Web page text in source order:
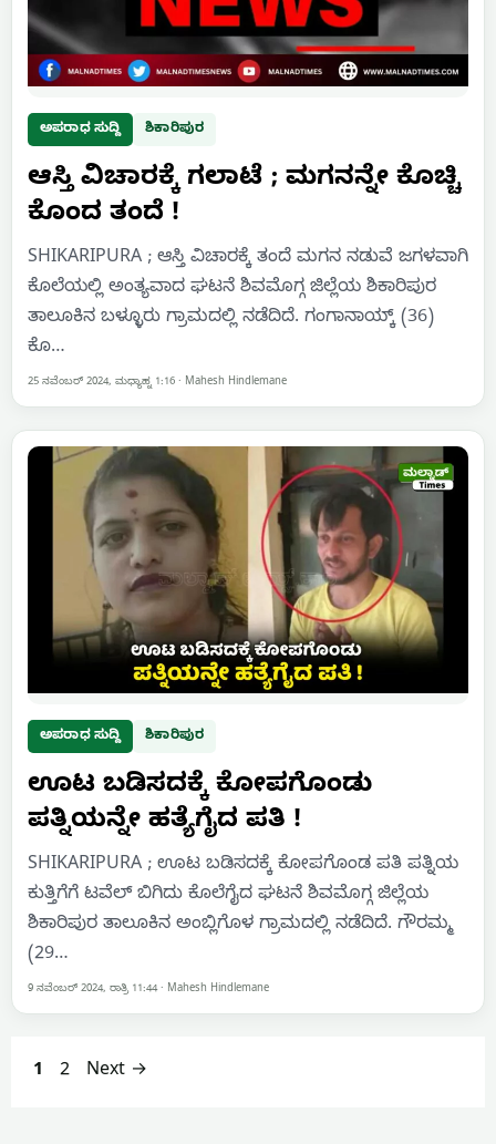
ಅಪರಾಧ ಸುದ್ದಿ ಶಿಕಾರಿಪುರ
ಆಸ್ತಿ ವಿಚಾರಕ್ಕೆ ಗಲಾಟೆ ; ಮಗನನ್ನೇ ಕೊಚ್ಚಿ
ಕೊಂದ ತಂದೆ !
SHIKARIPURA ; ಆಸ್ತಿ ವಿಚಾರಕ್ಕೆ ತಂದೆ ಮಗನ ನಡುವೆ ಜಗಳವಾಗಿ
ಕೊಲೆಯಲ್ಲಿ ಅಂತ್ಯವಾದ ಘಟನೆ ಶಿವಮೊಗ್ಗ ಜಿಲ್ಲೆಯ ಶಿಕಾರಿಪುರ
ತಾಲೂಕಿನ ಬಳ್ಳೂರು ಗ್ರಾಮದಲ್ಲಿ ನಡೆದಿದೆ. ಗಂಗಾನಾಯ್ಕ್ (36)
ಕೊ…
25 ನವೆಂಬರ್ 2024, ಮಧ್ಯಾಹ್ನ 1:16 · Mahesh Hindlemane
ಅಪರಾಧ ಸುದ್ದಿ ಶಿಕಾರಿಪುರ
ಊಟ ಬಡಿಸದಕ್ಕೆ ಕೋಪಗೊಂಡು
ಪತ್ನಿಯನ್ನೇ ಹತ್ಯೆಗೈದ ಪತಿ !
SHIKARIPURA ; ಊಟ ಬಡಿಸದಕ್ಕೆ ಕೋಪಗೊಂಡ ಪತಿ ಪತ್ನಿಯ
ಕುತ್ತಿಗೆಗೆ ಟವೆಲ್ ಬಿಗಿದು ಕೊಲೆಗೈದ ಘಟನೆ ಶಿವಮೊಗ್ಗ ಜಿಲ್ಲೆಯ
ಶಿಕಾರಿಪುರ ತಾಲೂಕಿನ ಅಂಬ್ಲಿಗೊಳ ಗ್ರಾಮದಲ್ಲಿ ನಡೆದಿದೆ. ಗೌರಮ್ಮ
(29…
9 ನವೆಂಬರ್ 2024, ರಾತ್ರಿ 11:44· Mahesh Hindlemane
Page
1 Page
2 Next →